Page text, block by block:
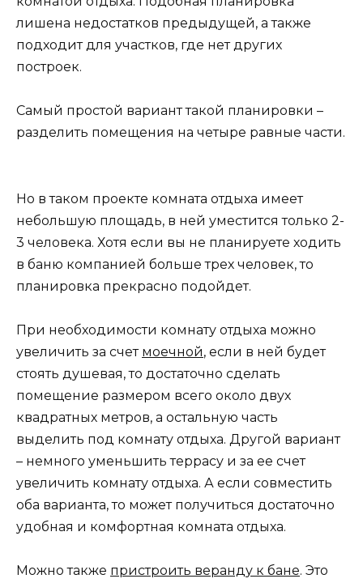
лишена недостатков предыдущей, а также
подходит для участков, где нет других
построек.
Самый простой вариант такой планировки –
разделить помещения на четыре равные части.
Но в таком проекте комната отдыха имеет
небольшую площадь, в ней уместится только 2-
3 человека. Хотя если вы не планируете ходить
в баню компанией больше трех человек, то
планировка прекрасно подойдет.
При необходимости комнату отдыха можно
увеличить за счет моечной, если в ней будет
стоять душевая, то достаточно сделать
помещение размером всего около двух
квадратных метров, а остальную часть
выделить под комнату отдыха. Другой вариант
– немного уменьшить террасу и за ее счет
увеличить комнату отдыха. А если совместить
оба варианта, то может получиться достаточно
удобная и комфортная комната отдыха.
Можно также пристроить веранду к бане. Это